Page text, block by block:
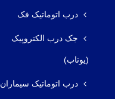
درب اتوماتیک فک
جک درب الکتروپیک
(یوتاب)
درب اتوماتیک سیماران